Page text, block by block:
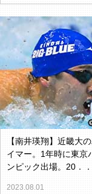
【南井瑛翔】近畿大
イマー。1年時に東京
ンピック出場。20．．
2023.08.01